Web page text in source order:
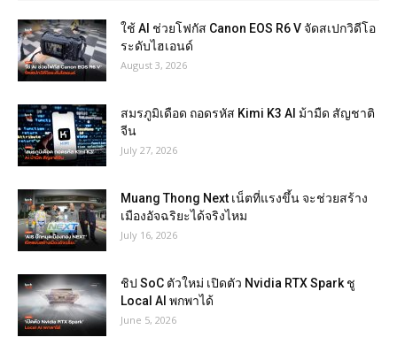
ใช้ AI ช่วยโฟกัส Canon EOS R6 V จัดสเปกวิดีโอ
ระดับไฮเอนด์
August 3, 2026
สมรภูมิเดือด ถอดรหัส Kimi K3 AI ม้ามืด สัญชาติ
จีน
July 27, 2026
Muang Thong Next เน็ตที่แรงขึ้น จะช่วยสร้าง
เมืองอัจฉริยะได้จริงไหม
July 16, 2026
ชิป SoC ตัวใหม่ เปิดตัว Nvidia RTX Spark ชู
Local AI พกพาได้
June 5, 2026